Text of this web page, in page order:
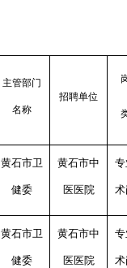
主管部门
名称
招聘单位
黄石市卫
健委
黄石市中
医医院
黄石市卫
健委
黄石市中
医医院